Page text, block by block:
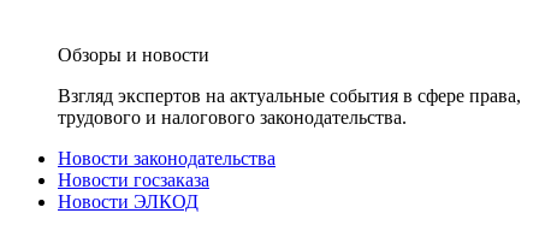
Обзоры и новости
Взгляд экспертов на актуальные события в сфере права,
трудового и налогового законодательства.
Новости законодательства
Новости госзаказа
Новости ЭЛКОД